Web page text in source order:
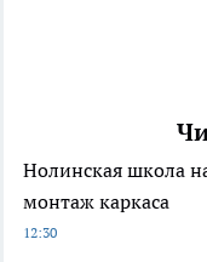
Нолинская школа
монтаж каркаса
12:30